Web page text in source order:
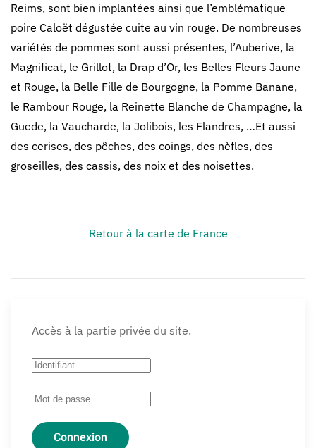
Reims, sont bien implantées ainsi que l’emblématique
poire Caloët dégustée cuite au vin rouge. De nombreuses
variétés de pommes sont aussi présentes, l’Auberive, la
Magnificat, le Grillot, la Drap d’Or, les Belles Fleurs Jaune
et Rouge, la Belle Fille de Bourgogne, la Pomme Banane,
le Rambour Rouge, la Reinette Blanche de Champagne, la
Guede, la Vaucharde, la Jolibois, les Flandres, …Et aussi
des cerises, des pêches, des coings, des nèfles, des
groseilles, des cassis, des noix et des noisettes.
Retour à la carte de France
Accès à la partie privée du site.
Connexion